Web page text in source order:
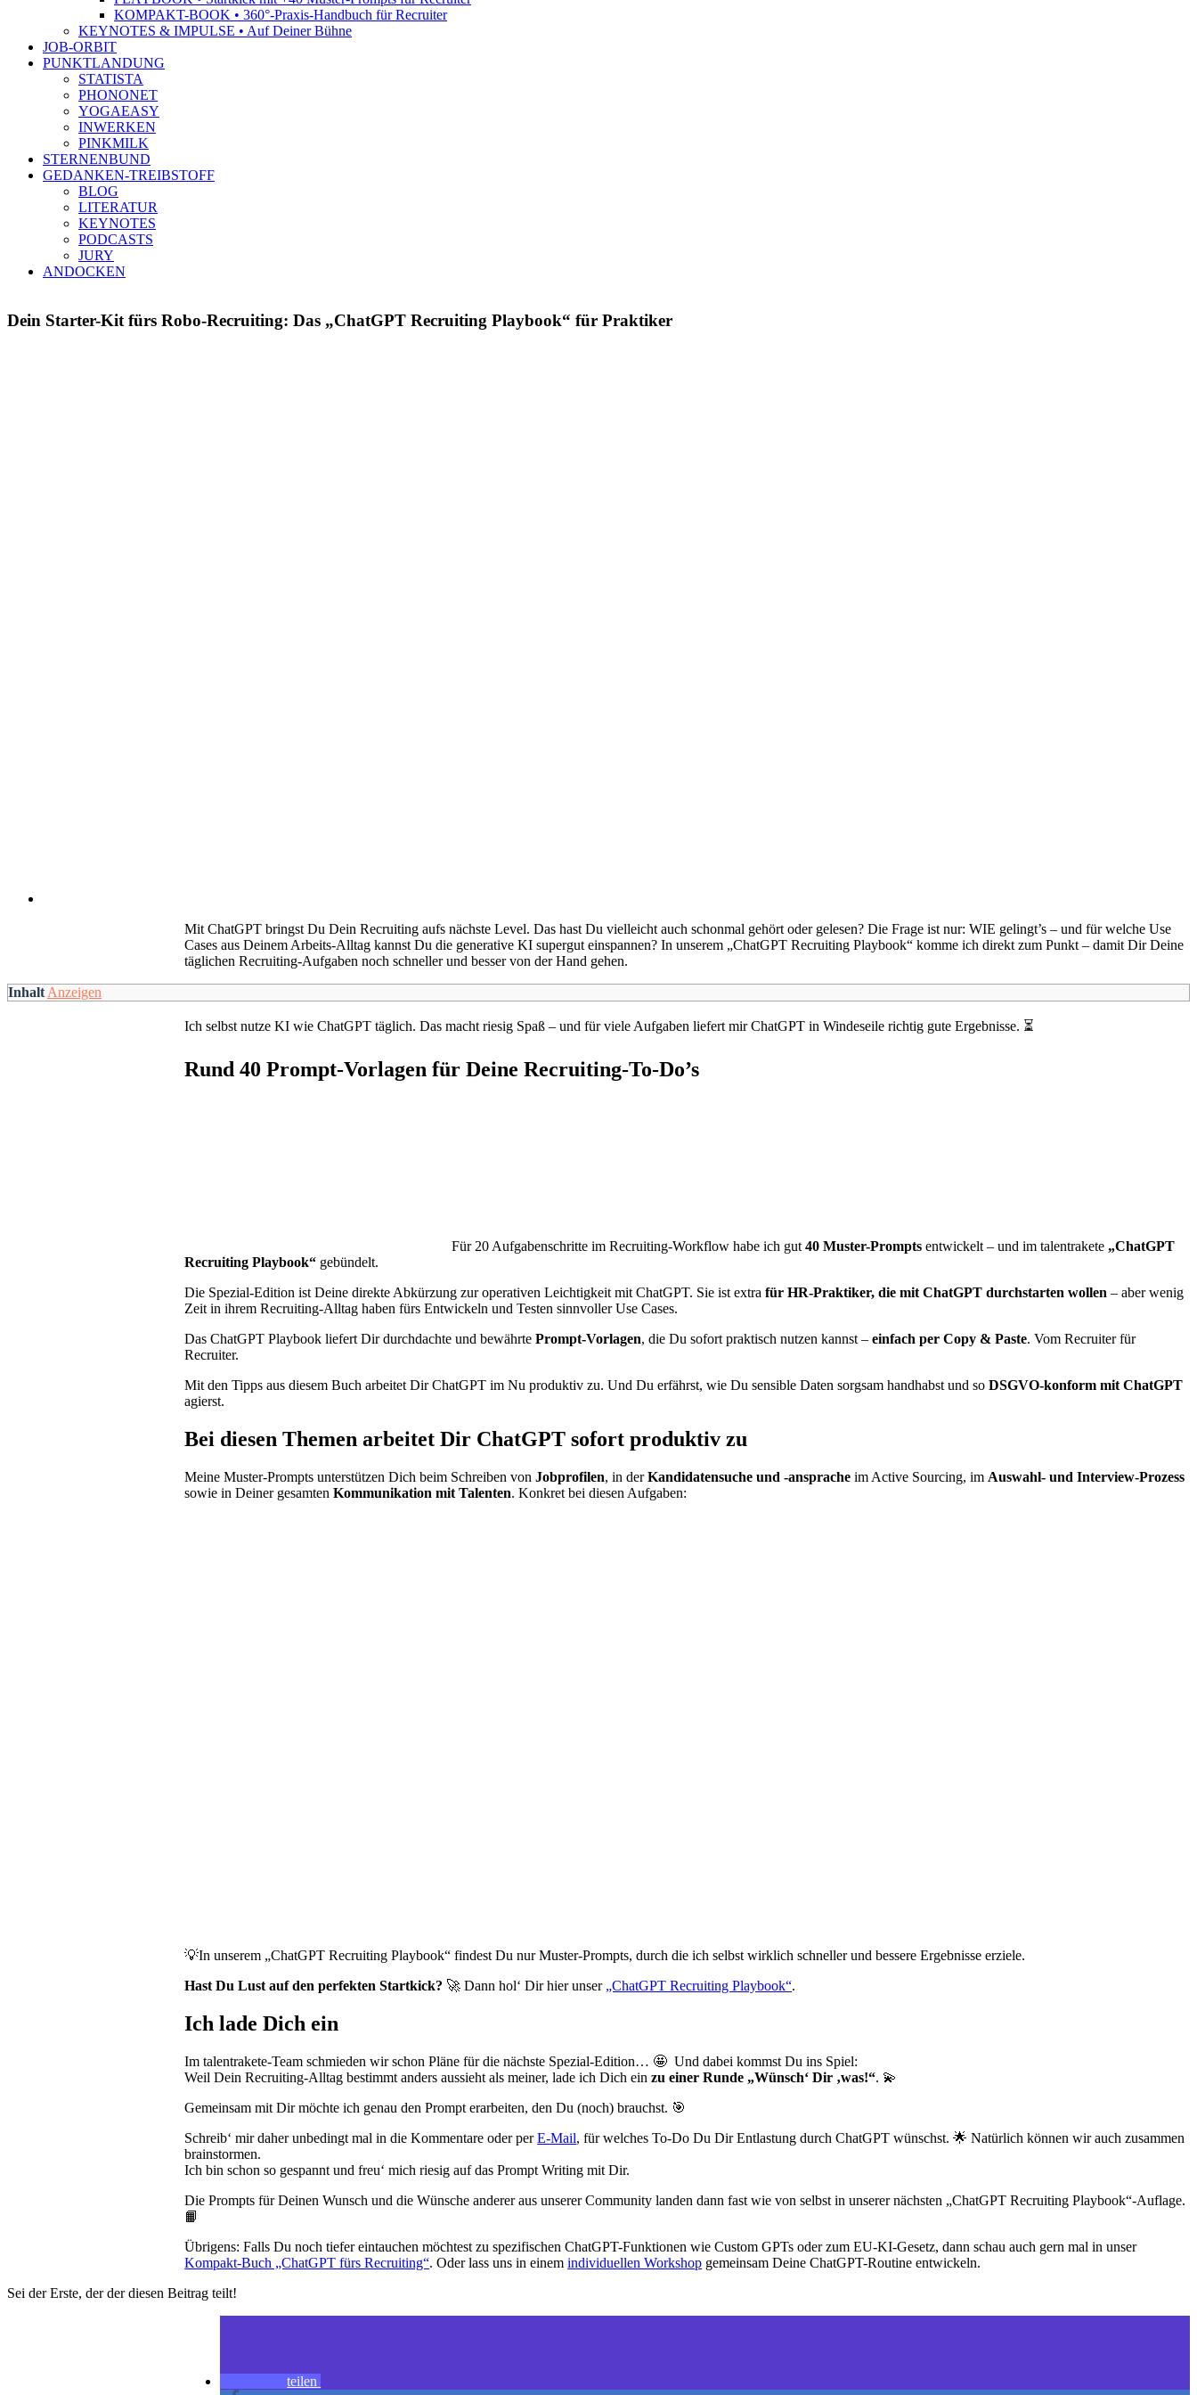
KOMPAKT-BOOK • 360°-Praxis-Handbuch für Recruiter
KEYNOTES & IMPULSE • Auf Deiner Bühne
JOB-ORBIT
PUNKTLANDUNG
STATISTA
PHONONET
YOGAEASY
INWERKEN
PINKMILK
STERNENBUND
GEDANKEN-TREIBSTOFF
BLOG
LITERATUR
KEYNOTES
PODCASTS
JURY
ANDOCKEN
Dein Starter-Kit fürs Robo-Recruiting: Das „ChatGPT Recruiting Playbook“ für Praktiker
Mit ChatGPT bringst Du Dein Recruiting aufs nächste Level. Das hast Du vielleicht auch schonmal gehört oder gelesen? Die Frage ist nur: WIE gelingt’s – und für welche Use
Cases aus Deinem Arbeits-Alltag kannst Du die generative KI supergut einspannen? In unserem „ChatGPT Recruiting Playbook“ komme ich direkt zum Punkt – damit Dir Deine
täglichen Recruiting-Aufgaben noch schneller und besser von der Hand gehen.
InhaltAnzeigen
Ich selbst nutze KI wie ChatGPT täglich. Das macht riesig Spaß – und für viele Aufgaben liefert mir ChatGPT in Windeseile richtig gute Ergebnisse. ⏳
Rund 40 Prompt-Vorlagen für Deine Recruiting-To-Do’s
Für 20 Aufgabenschritte im Recruiting-Workflow habe ich gut40 Muster-Promptsentwickelt – und im talentrakete „ChatGPT
Recruiting Playbook“ gebündelt.
Die Spezial-Edition ist Deine direkte Abkürzung zur operativen Leichtigkeit mit ChatGPT. Sie istextrafür HR-Praktiker, die mit ChatGPT durchstarten wollen – aber wenig
Zeit in ihrem Recruiting-Alltag haben fürs Entwickeln und Testen sinnvoller Use Cases.
Das ChatGPT Playbook liefert Dir durchdachte und bewährtePrompt-Vorlagen, die Du sofort praktisch nutzen kannst –einfach per Copy & Paste. Vom Recruiter für
Recruiter.
Mit den Tipps aus diesem Buch arbeitet Dir ChatGPT im Nu produktiv zu. Und Du erfährst,wie Du sensible Daten sorgsam handhabst und soDSGVO-konform mit ChatGPT
agierst.
Bei diesen Themen arbeitet Dir ChatGPT sofort produktiv zu
Meine Muster-Prompts unterstützen Dich beim Schreiben vonJobprofilen, in derKandidatensuche und -ansprache im Active Sourcing, im Auswahl- und Interview-Prozess
sowie in Deiner gesamtenKommunikation mit Talenten. Konkret bei diesen Aufgaben:
💡In unserem „ChatGPT Recruiting Playbook“ findest Du nur Muster-Prompts, durch die ich selbst wirklich schneller und bessere Ergebnisse erziele.
Hast Du Lust auf den perfekten Startkick? 🚀 Dann hol‘ Dir hier unser „ChatGPT Recruiting Playbook“.
Ich lade Dich ein
Im talentrakete-Team schmieden wir schon Pläne für die nächste Spezial-Edition… 🤩 Und dabei kommst Du ins Spiel:
Weil Dein Recruiting-Alltag bestimmt anders aussieht als meiner, lade ich Dich einzu einer Runde „Wünsch‘ Dir ‚was!“. 💫
Gemeinsam mit Dir möchte ich genau den Prompt erarbeiten, den Du (noch) brauchst. 🎯
Schreib‘ mir daher unbedingt mal in die Kommentare oder perE-Mail, für welches To-Do Du Dir Entlastung durch ChatGPT wünschst. 🌟 Natürlich können wir auch zusammen
brainstormen.
Ich bin schon so gespannt und freu‘ mich riesig auf das Prompt Writing mit Dir.
Die Prompts für Deinen Wunsch und die Wünsche anderer aus unserer Community landen dann fast wie von selbst in unserer nächsten „ChatGPT Recruiting Playbook“-Auflage.
📙
Übrigens: Falls Du noch tiefer eintauchen möchtest zu spezifischen ChatGPT-Funktionen wie Custom GPTs oder zum EU-KI-Gesetz, dann schau auch gern mal in unser
Kompakt-Buch „ChatGPT fürs Recruiting“. Oder lass uns in einemindividuellen Workshop gemeinsam Deine ChatGPT-Routine entwickeln.
Sei der Erste, der der diesen Beitrag teilt!
teilen